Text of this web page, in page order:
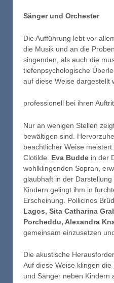
Sänger und Orchester
Die Aufführung lebt vor
die Musik und an die
singenden, als auch die
tiefenpsychologische
auf diese Weise dargestellt
professionell bei ihren
Nur an wenigen Stellen
bewältigen sind.
beachtlicher Weise meistert.
Clotilde. Eva Budde in der
wohlklingenden Sopran,
glaubhaft in der
Kindern gelingt ihm in
Erscheinung. Pollicinos
Lagos, Sita Catharina
Porcheddu, Alexandra
gemeinsam einzusetzen
Die akustische
Auf diese Weise klingen
und Sänger neben Kindern